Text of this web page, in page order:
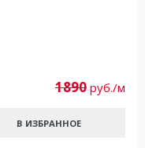
1890 руб./м
В ИЗБРАННОЕ